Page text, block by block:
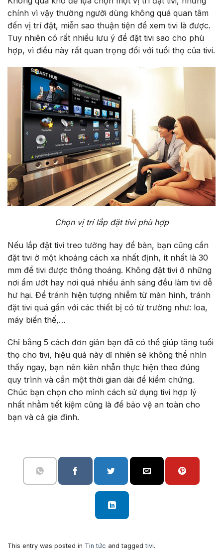
chính vì vậy thường người dùng không quá quan tâm
đến vị trí đặt, miễn sao thuận tiện để xem tivi là được.
Tuy nhiên có rất nhiều lưu ý để đặt tivi sao cho phù
hợp, vì điều này rất quan trọng đối với tuổi thọ của tivi.
Chọn vị trí lắp đặt tivi phù hợp
Nếu lắp đặt tivi treo tường hay để bàn, bạn cũng cần
đặt tivi ở một khoảng cách xa nhất định, ít nhất là 30
mm để tivi được thông thoáng. Không đặt tivi ở những
nơi ẩm ướt hay nơi quá nhiều ánh sáng đều làm tivi dễ
hư hại. Để tránh hiện tượng nhiễm từ màn hình, tránh
đặt tivi quá gần với các thiết bị có từ trường như: loa,
máy biến thế,…
Chỉ bằng 5 cách đơn giản bạn đã có thể giúp tăng tuổi
thọ cho tivi, hiệu quả này dĩ nhiên sẽ không thể nhìn
thấy ngay, bạn nên kiên nhẫn thực hiện theo đúng
quy trình và cần một thời gian dài để kiểm chứng.
Chúc bạn chọn cho mình cách sử dụng tivi hợp lý
nhất nhằm tiết kiệm cũng là để bảo vệ an toàn cho
bạn và cả gia đình.
This entry was posted in Tin tức and taggedtivi.